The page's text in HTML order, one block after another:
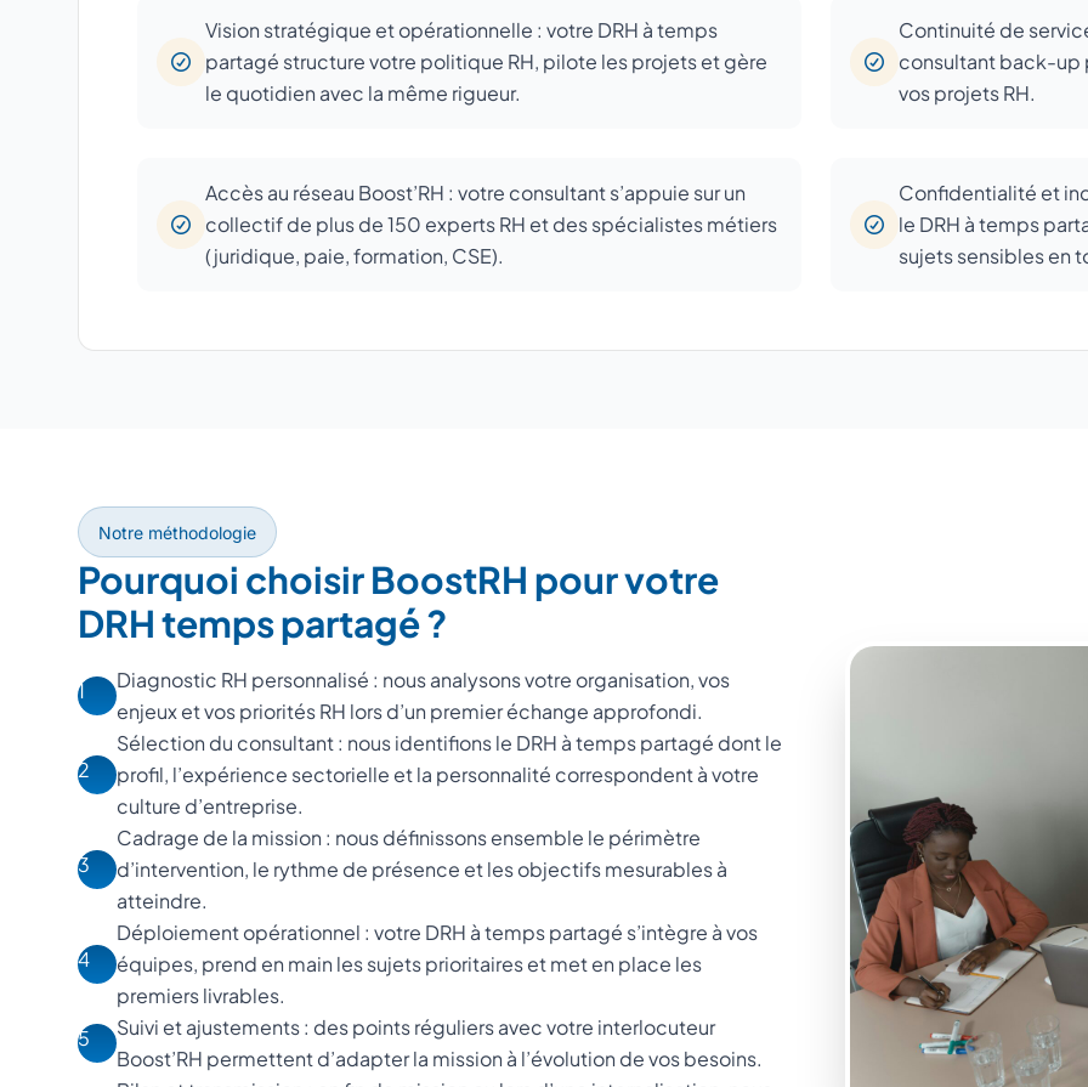
Vision stratégique et opérationnelle : votre DRH à temps
partagé structure votre politique RH, pilote les projets et gère
le quotidien avec la même rigueur.
Continuité de
consultant back-up
vos projets RH.
Accès au réseau Boost’RH : votre consultant s’appuie sur un
collectif de plus de 150 experts RH et des spécialistes métiers
(juridique, paie, formation, CSE).
Confidentialité et
le DRH à temps
sujets sensibles en
Notre méthodologie
Pourquoi choisir BoostRH pour votre
DRH temps partagé ?
1
Diagnostic RH personnalisé : nous analysons votre organisation, vos
enjeux et vos priorités RH lors d’un premier échange approfondi.
2
Sélection du consultant : nous identifions le DRH à temps partagé dont le
profil, l’expérience sectorielle et la personnalité correspondent à votre
culture d’entreprise.
3
Cadrage de la mission : nous définissons ensemble le périmètre
d’intervention, le rythme de présence et les objectifs mesurables à
atteindre.
4
Déploiement opérationnel : votre DRH à temps partagé s’intègre à vos
équipes, prend en main les sujets prioritaires et met en place les
premiers livrables.
5
Suivi et ajustements : des points réguliers avec votre interlocuteur
Boost’RH permettent d’adapter la mission à l’évolution de vos besoins.